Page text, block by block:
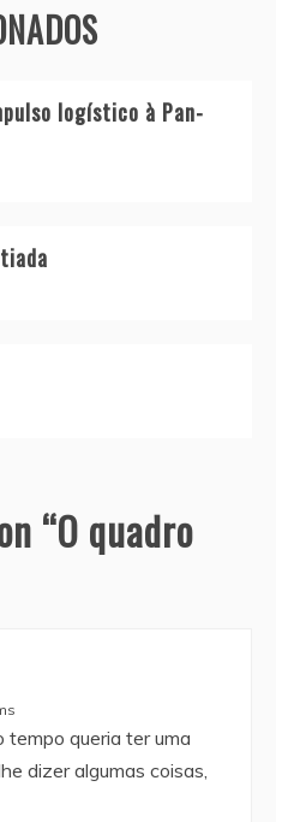
logístico à Pan-
“O quadro
tempo queria ter uma
dizer algumas coisas,